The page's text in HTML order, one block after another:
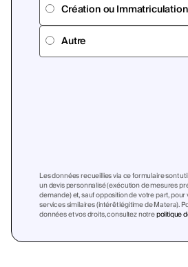
Création ou
Autre
Les données recueillies via ce formulaire sont
un devis personnalisé (exécution de mesures
demande) et, sauf opposition de votre part,
services similaires (intérêt légitime de Matera).
données et vos droits, consultez notrepolitique